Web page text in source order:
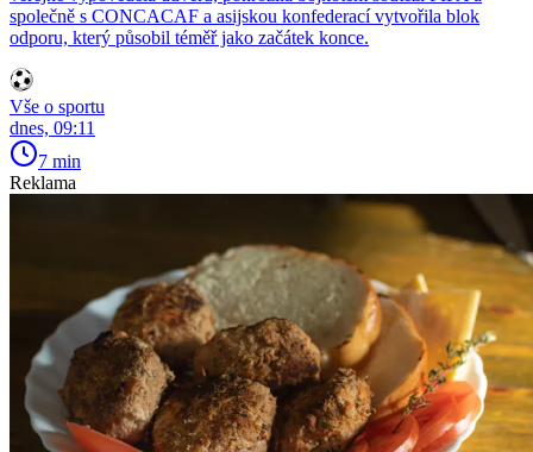
společně s CONCACAF a asijskou konfederací vytvořila blok
odporu, který působil téměř jako začátek konce.
Vše o sportu
dnes, 09:11
7 min
Reklama